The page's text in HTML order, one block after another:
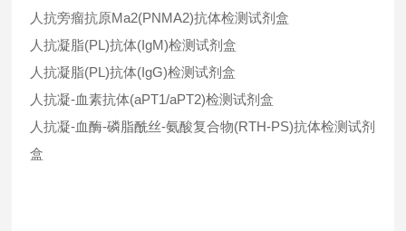
人抗旁瘤抗原Ma2(PNMA2)抗体检测试剂盒
人抗凝脂(PL)抗体(IgM)检测试剂盒
人抗凝脂(PL)抗体(IgG)检测试剂盒
人抗凝-血素抗体(aPT1/aPT2)检测试剂盒
人抗凝-血酶-磷脂酰丝-氨酸复合物(RTH-PS)抗体检测试剂
盒